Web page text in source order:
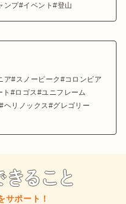
ンプ イベント 登山
ア スノーピーク
コロンビア
ト ロゴス
ユニフレーム
ヘリノックス
グレゴリー
サポート！